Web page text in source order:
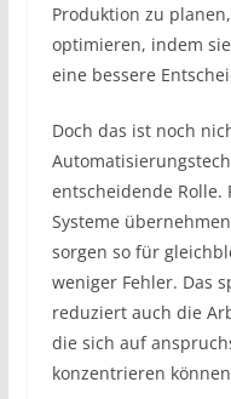
Produktion zu
optimieren, indem
eine bessere
Doch das ist noch
entscheidende
Systeme
sorgen so für
weniger Fehler. Das
reduziert auch die
die sich auf
konzentrieren